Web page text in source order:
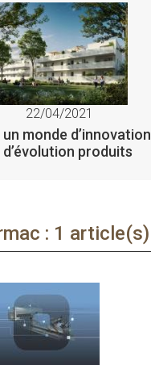
22/04/2021
monde d’innovation
d’évolution produits
: 1 article(s)